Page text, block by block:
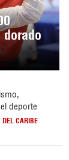
deporte
DEL CARIBE